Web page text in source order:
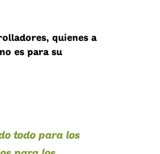
quienes a
es para su
todo para los